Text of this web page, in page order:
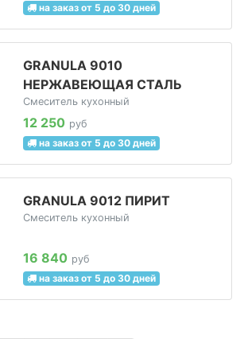
на заказ от 5 до 30 дней
GRANULA 9010
НЕРЖАВЕЮЩАЯ СТАЛЬ
Смеситель кухонный
12 250 руб
на заказ от 5 до 30 дней
GRANULA 9012 ПИРИТ
Смеситель кухонный
16 840 руб
на заказ от 5 до 30 дней